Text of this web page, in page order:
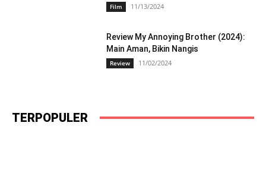
Film 11/13/2024
Review My Annoying Brother (2024):
Main Aman, Bikin Nangis
Review 11/02/2024
TERPOPULER